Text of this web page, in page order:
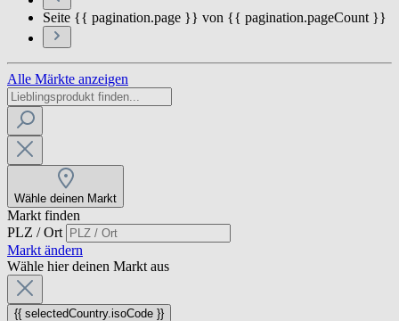
Seite {{ pagination.page }} von {{ pagination.pageCount }}
Alle Märkte anzeigen
Wähle deinen Markt
Markt finden
PLZ / Ort
Markt ändern
Wähle hier deinen Markt aus
{{ selectedCountry.isoCode }}